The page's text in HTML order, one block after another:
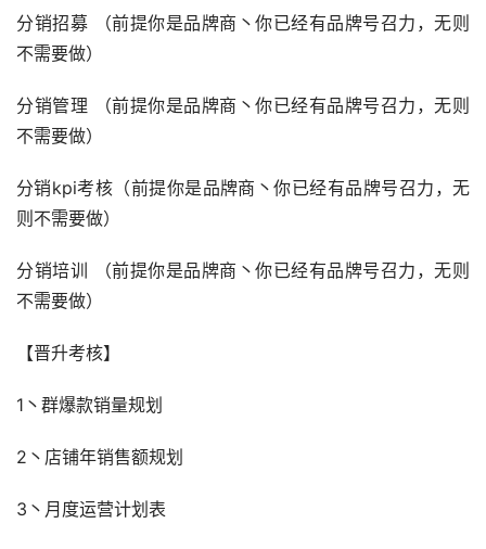
分销招募 （前提你是品牌商丶你已经有品牌号召力，无则
不需要做）
分销管理 （前提你是品牌商丶你已经有品牌号召力，无则
不需要做）
分销kpi考核（前提你是品牌商丶你已经有品牌号召力，无
则不需要做）
分销培训 （前提你是品牌商丶你已经有品牌号召力，无则
不需要做）
【晋升考核】
1丶群爆款销量规划
2丶店铺年销售额规划
3丶月度运营计划表